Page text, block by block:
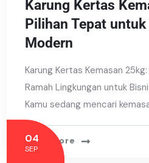
Karung Kertas
Pilihan Tepat
Modern
Karung Kertas Kemasan
Ramah Lingkungan untuk
Kamu sedang mencari
Read More
04
SEP